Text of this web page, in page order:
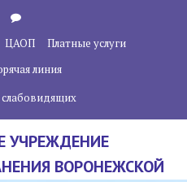
ЦАОП
Платные услуги
линия
слабовидящих
УЧРЕЖДЕНИЕ
ВОРОНЕЖСКОЙ